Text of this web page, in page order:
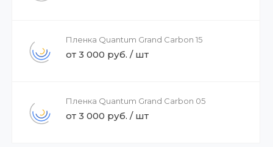
Пленка Quantum Grand Carbon 15
от 3 000 руб. / шт
Пленка Quantum Grand Carbon 05
от 3 000 руб. / шт